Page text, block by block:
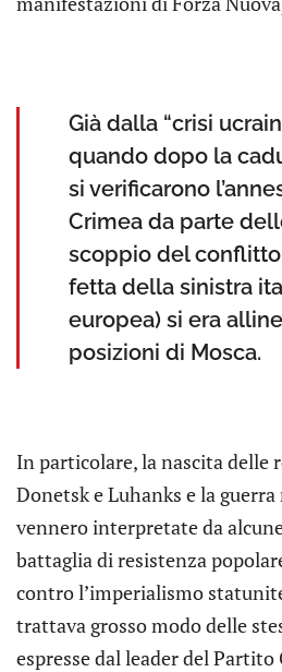
Già dalla “crisi
quando dopo la
si verificarono
Crimea da parte
scoppio del conflitto
fetta della sinistra
europea) si era
posizioni di Mosca.
In particolare, la nascita delle
Donetsk e Luhanks e la guerra
vennero interpretate da
battaglia di resistenza
contro l’imperialismo
trattava grosso modo delle
espresse dal leader del